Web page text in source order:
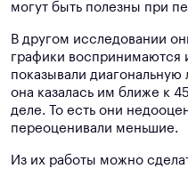
могут быть полезны при
В другом исследовании
графики воспринимаются
показывали
она казалась им ближе к
деле. То есть они
переоценивали меньшие.
Из их работы можно